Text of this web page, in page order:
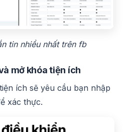
tin nhiều nhất trên fb
mở khóa tiện ích
ích sẽ yêu cầu bạn nhập
xác thực.